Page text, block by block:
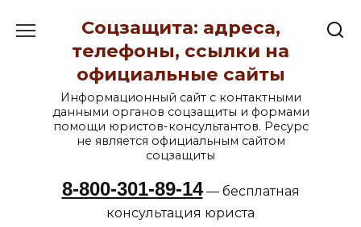
содержанию
Соцзащита: адреса,
телефоны, ссылки на
официальные сайты
Информационный сайт с контактными
данными органов соцзащиты и формами
помощи юристов-консультантов. Ресурс
не является официальным сайтом
соцзащиты
8-800-301-89-14— бесплатная
консультация юриста